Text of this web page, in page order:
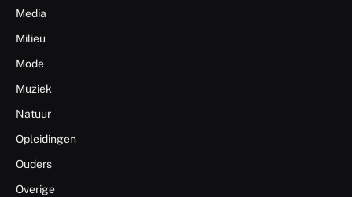
Media
Milieu
Mode
Muziek
Natuur
Opleidingen
Ouders
Overige